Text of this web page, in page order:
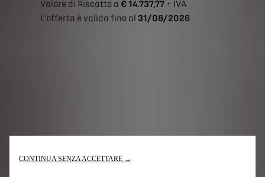
Valore di Riscatto a € 14.737,77 + IVA
L'offerta è valida fino al 31/08/2026
Nota legale e consumi
CONTINUA SENZA ACCETTARE →